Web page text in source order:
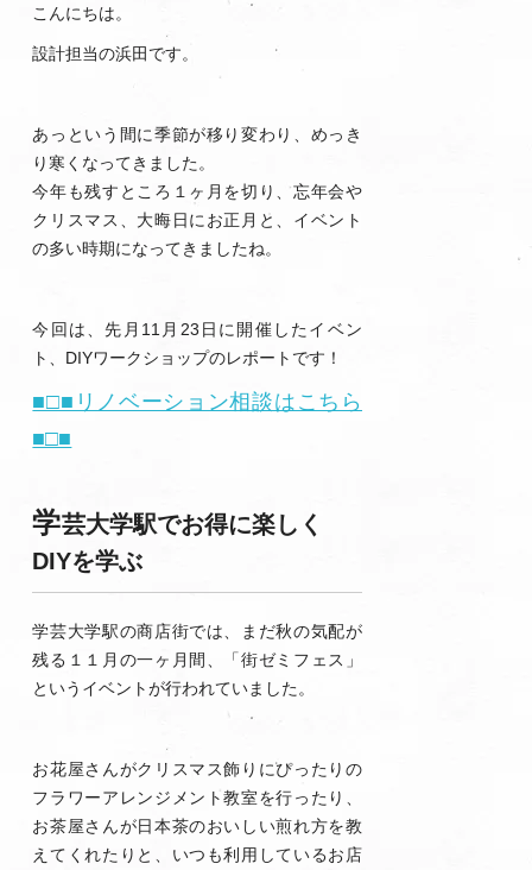
こんにちは。
設計担当の浜田です。
あっという間に季節が移り変わり、めっき
り寒くなってきました。
今年も残すところ１ヶ月を切り、忘年会や
クリスマス、大晦日にお正月と、イベント
の多い時期になってきましたね。
今回は、先月11月23日に開催したイベン
ト、DIYワークショップのレポートです！
■□■リノベーション相談はこちら
■□■
学芸大学駅でお得に楽しく
DIYを学ぶ
学芸大学駅の商店街では、まだ秋の気配が
残る１１月の一ヶ月間、「街ゼミフェス」
というイベントが行われていました。
お花屋さんがクリスマス飾りにぴったりの
フラワーアレンジメント教室を行ったり、
お茶屋さんが日本茶のおいしい煎れ方を教
えてくれたりと、いつも利用しているお店